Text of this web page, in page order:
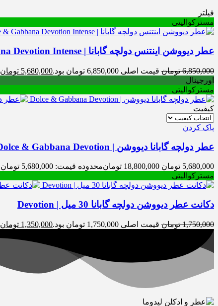
فیلتر
مسترکوالیتی
عطر دیووشن اینتنس دولچه گابانا | Dolce & Gabbana Devotion Intense
6,850,000 تومان قیمت اصلی 6,850,000 تومان بود. 5,680,000 تومان
اورجینال
مسترکوالیتی
کیفیت
پاک کردن
عطر دولچه گابانا دیووشن | Dolce & Gabbana Devotion
5,680,000 تومان 18,800,000 تومانمحدوده قیمت: 5,680,000 تومان تا 18,800,000 تومان
مسترکوالیتی
دکانت عطر دیووشن دولچه گابانا 30 میل | Devotion
1,750,000 تومان قیمت اصلی 1,750,000 تومان بود. 1,350,000 تومان